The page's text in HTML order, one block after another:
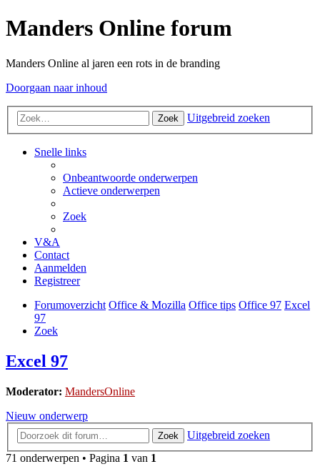
Manders Online forum
Manders Online al jaren een rots in de branding
Doorgaan naar inhoud
Zoek Uitgebreid zoeken
Snelle links
Onbeantwoorde onderwerpen
Actieve onderwerpen
Zoek
V&A
Contact
Aanmelden
Registreer
Forumoverzicht Office & Mozilla Office tips Office 97 Excel
97
Zoek
Excel 97
Moderator: MandersOnline
Nieuw onderwerp
Zoek
Uitgebreid zoeken
71 onderwerpen • Pagina 1 van 1